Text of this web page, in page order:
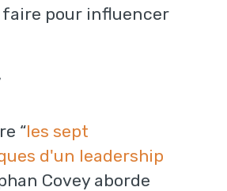
pour influencer
“les sept
d'un leadership
Covey aborde